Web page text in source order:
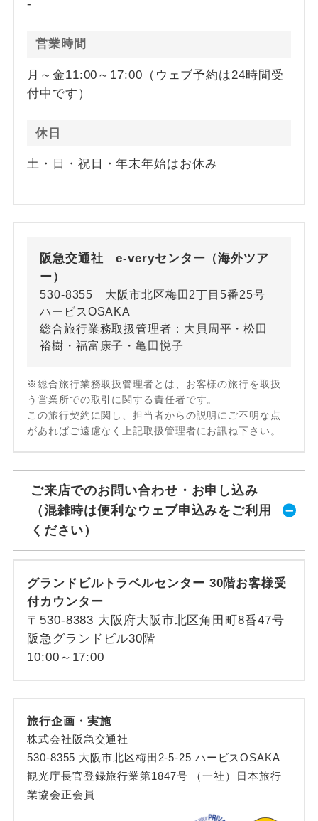
-
営業時間
月～金11:00～17:00（ウェブ予約は24時間受
付中です）
休日
土・日・祝日・年末年始はお休み
阪急交通社 e-veryセンター（海外ツア
ー）
530-8355 大阪市北区梅田2丁目5番25号
ハービスOSAKA
総合旅行業務取扱管理者：大貝周平・松田
裕樹・福富康子・亀田悦子
※総合旅行業務取扱管理者とは、お客様の旅行を取扱
う営業所での取引に関する責任者です。
この旅行契約に関し、担当者からの説明にご不明な点
があればご遠慮なく上記取扱管理者にお訊ね下さい。
ご来店でのお問い合わせ・お申し込み
（混雑時は便利なウェブ申込みをご利用
ください）
グランドビルトラベルセンター 30階お客様受
付カウンター
〒530-8383 大阪府大阪市北区角田町8番47号
阪急グランドビル30階
10:00～17:00
旅行企画・実施
株式会社阪急交通社
530-8355 大阪市北区梅田2-5-25 ハービスOSAKA
観光庁長官登録旅行業第1847号 （一社）日本旅行
業協会正会員